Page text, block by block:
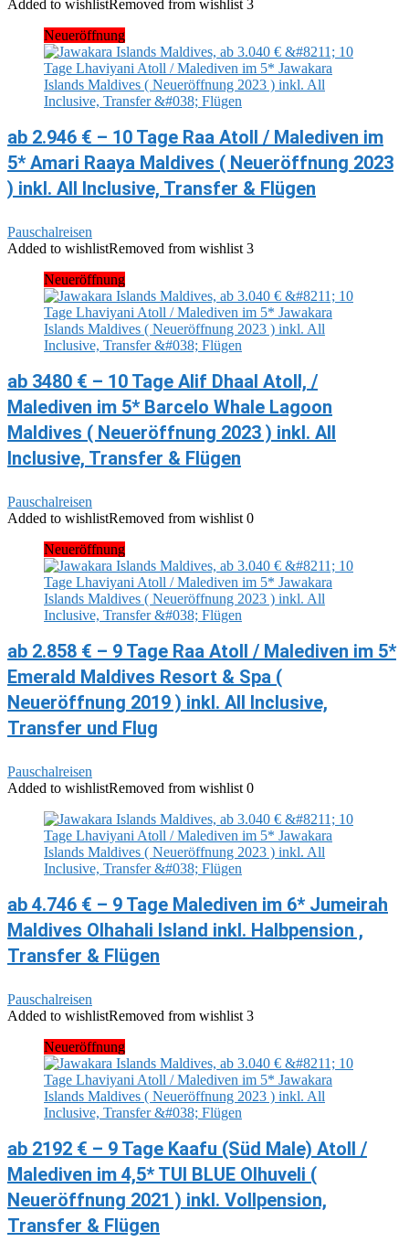
Added to wishlistRemoved from wishlist 3
Neueröffnung
ab 2.946 € – 10 Tage Raa Atoll / Malediven im
5* Amari Raaya Maldives ( Neueröffnung 2023
) inkl. All Inclusive, Transfer & Flügen
Pauschalreisen
Added to wishlistRemoved from wishlist 3
Neueröffnung
ab 3480 € – 10 Tage Alif Dhaal Atoll, /
Malediven im 5* Barcelo Whale Lagoon
Maldives ( Neueröffnung 2023 ) inkl. All
Inclusive, Transfer & Flügen
Pauschalreisen
Added to wishlistRemoved from wishlist 0
Neueröffnung
ab 2.858 € – 9 Tage Raa Atoll / Malediven im 5*
Emerald Maldives Resort & Spa (
Neueröffnung 2019 ) inkl. All Inclusive,
Transfer und Flug
Pauschalreisen
Added to wishlistRemoved from wishlist 0
ab 4.746 € – 9 Tage Malediven im 6* Jumeirah
Maldives Olhahali Island inkl. Halbpension ,
Transfer & Flügen
Pauschalreisen
Added to wishlistRemoved from wishlist 3
Neueröffnung
ab 2192 € – 9 Tage Kaafu (Süd Male) Atoll /
Malediven im 4,5* TUI BLUE Olhuveli (
Neueröffnung 2021 ) inkl. Vollpension,
Transfer & Flügen